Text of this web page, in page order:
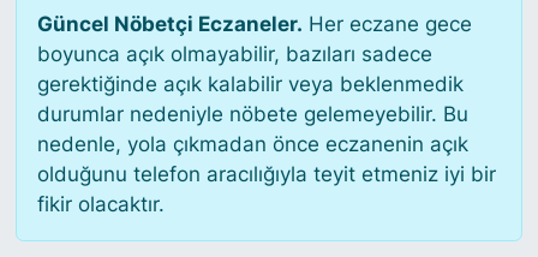
Güncel Nöbetçi Eczaneler. Her eczane gece
boyunca açık olmayabilir, bazıları sadece
gerektiğinde açık kalabilir veya beklenmedik
durumlar nedeniyle nöbete gelemeyebilir. Bu
nedenle, yola çıkmadan önce eczanenin açık
olduğunu telefon aracılığıyla teyit etmeniz iyi bir
fikir olacaktır.